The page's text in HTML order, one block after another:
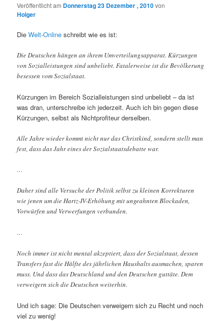
Veröffentlicht am Donnerstag 23 Dezember , 2010von
Holger
DieWelt-Online schreibt wie es ist:
Die Deutschen hängen an ihrem Umverteilungsapparat. Kürzungen
von Sozialleistungen sind unbeliebt. Fatalerweise ist die Bevölkerung
besessen vom Sozialstaat.
Kürzungen im Bereich Sozialleistungen sind unbeliebt – da ist
was dran, unterschreibe ich jederzeit. Auch ich bin gegen diese
Kürzungen, selbst als Nichtprofiteur derselben.
Alle Jahre wieder kommt nicht nur das Christkind, sondern stellt man
fest, dass das Jahr eines der Sozialstaatsdebatte war.
…
Daher sind alle Versuche der Politik selbst zu kleinen Korrekturen
wie jenen um die Hartz-IV-Erhöhung mit ungeahnten Blockaden,
Vorwürfen und Verwerfungen verbunden.
…
Noch immer ist nicht mental akzeptiert, dass der Sozialstaat, dessen
Transfers fast die Hälfte des jährlichen Haushalts ausmachen, sparen
muss. Und dass das Deutschland und den Deutschen guttäte. Dem
verweigern sich die Deutschen weiterhin.
Und ich sage: Die Deutschen verweigern sich zu Recht und noch
viel zu wenig!